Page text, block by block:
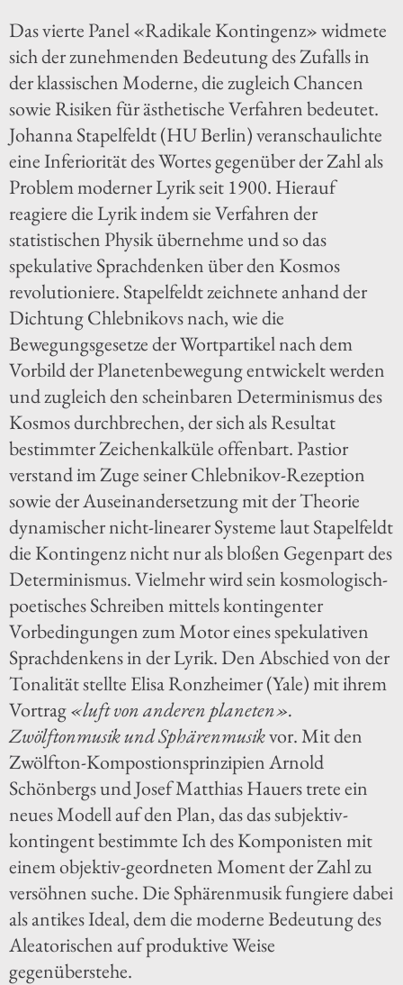
Das vierte Panel «Radikale Kontingenz» widmete
sich der zunehmenden Bedeutung des Zufalls in
der klassischen Moderne, die zugleich Chancen
sowie Risiken für ästhetische Verfahren bedeutet.
Johanna Stapelfeldt (HU Berlin) veranschaulichte
eine Inferiorität des Wortes gegenüber der Zahl als
Problem moderner Lyrik seit 1900. Hierauf
reagiere die Lyrik indem sie Verfahren der
statistischen Physik übernehme und so das
spekulative Sprachdenken über den Kosmos
revolutioniere. Stapelfeldt zeichnete anhand der
Dichtung Chlebnikovs nach, wie die
Bewegungsgesetze der Wortpartikel nach dem
Vorbild der Planetenbewegung entwickelt werden
und zugleich den scheinbaren Determinismus des
Kosmos durchbrechen, der sich als Resultat
bestimmter Zeichenkalküle offenbart. Pastior
verstand im Zuge seiner Chlebnikov-Rezeption
sowie der Auseinandersetzung mit der Theorie
dynamischer nicht-linearer Systeme laut Stapelfeldt
die Kontingenz nicht nur als bloßen Gegenpart des
Determinismus. Vielmehr wird sein kosmologisch-
poetisches Schreiben mittels kontingenter
Vorbedingungen zum Motor eines spekulativen
Sprachdenkens in der Lyrik. Den Abschied von der
Tonalität stellte Elisa Ronzheimer (Yale) mit ihrem
Vortrag«luft von anderen planeten».
Zwölftonmusik und Sphärenmusikvor. Mit den
Zwölfton-Kompostionsprinzipien Arnold
Schönbergs und Josef Matthias Hauers trete ein
neues Modell auf den Plan, das das subjektiv-
kontingent bestimmte Ich des Komponisten mit
einem objektiv-geordneten Moment der Zahl zu
versöhnen suche. Die Sphärenmusik fungiere dabei
als antikes Ideal, dem die moderne Bedeutung des
Aleatorischen auf produktive Weise
gegenüberstehe.